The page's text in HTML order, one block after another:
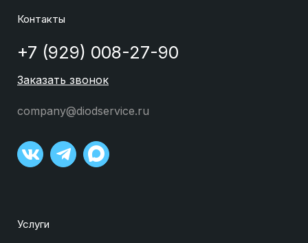
Контакты
+7 (929) 008-27-90
Заказать звонок
company@diodservice.ru
Услуги